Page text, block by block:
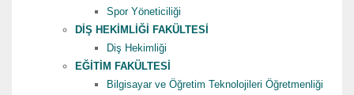
Spor Yöneticiliği
DİŞ HEKİMLİĞİ FAKÜLTESİ
Diş Hekimliği
EĞİTİM FAKÜLTESİ
Bilgisayar ve Öğretim Teknolojileri Öğretmenliği